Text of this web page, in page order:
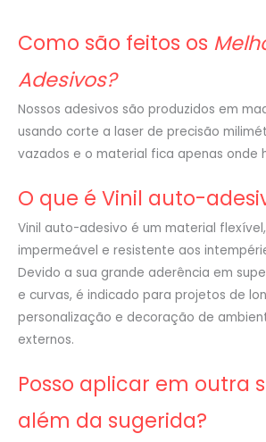
Como são feitos os
Adesivos?
Nossos adesivos são produzidos em
usando corte a laser de precisão
vazados e o material fica apenas onde
O que é Vinil auto-
Vinil auto-adesivo é um material
impermeável e resistente aos
Devido a sua grande aderência em
e curvas, é indicado para projetos de
personalização e decoração de
externos.
Posso aplicar em outra
além da sugerida?